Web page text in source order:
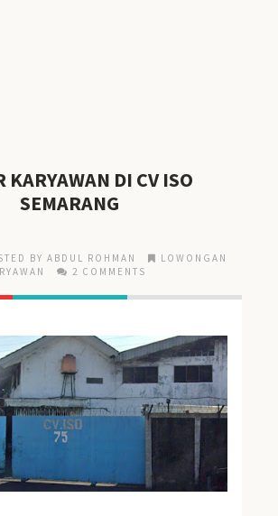
KARYAWAN DI CV ISO
SEMARANG
BY ABDUL ROHMAN
LOWONGAN
2 COMMENTS